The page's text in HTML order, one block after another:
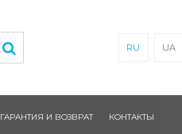
RU UA
ГАРАНТИЯ И ВОЗВРАТ КОНТАКТЫ